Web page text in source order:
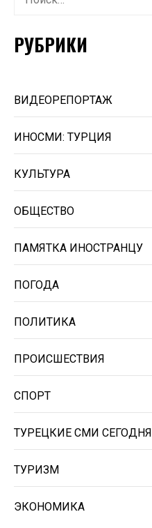
РУБРИКИ
ВИДЕОРЕПОРТАЖ
ИНОСМИ: ТУРЦИЯ
КУЛЬТУРА
ОБЩЕСТВО
ПАМЯТКА ИНОСТРАНЦУ
ПОГОДА
ПОЛИТИКА
ПРОИСШЕСТВИЯ
СПОРТ
ТУРЕЦКИЕ СМИ СЕГОДНЯ
ТУРИЗМ
ЭКОНОМИКА